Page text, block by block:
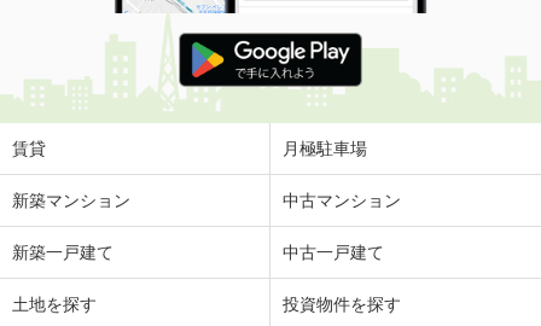
賃貸 月極駐車場
新築マンション 中古マンション
新築一戸建て 中古一戸建て
土地を探す 投資物件を探す